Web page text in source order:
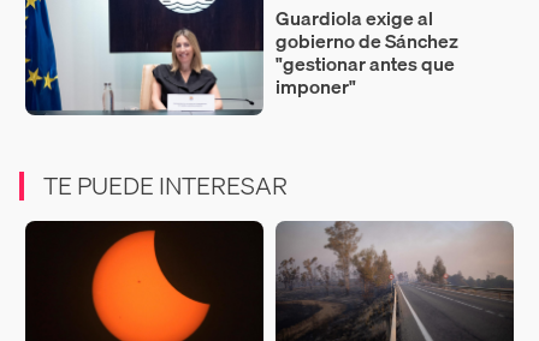
Guardiola exige al
gobierno de Sánchez
"gestionar antes que
imponer"
TE PUEDE INTERESAR